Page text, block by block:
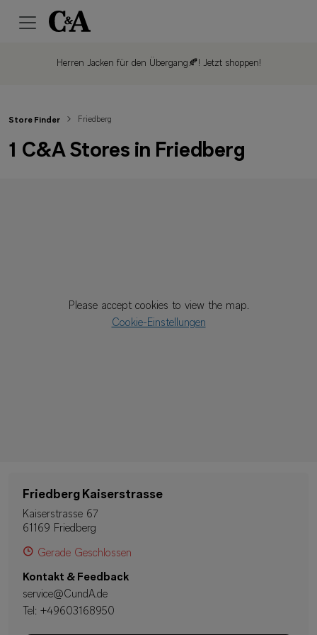
Herren Jacken für den Übergang🍂! Jetzt shoppen!
Please accept cookies to view the map.
Cookie-Einstellungen
Store Finder Friedberg
1 C&A Stores in Friedberg
Friedberg Kaiserstrasse
Kaiserstrasse 67
61169 Friedberg
Gerade Geschlossen
Kontakt & Feedback
service@CundA.de
Tel: +49603168950